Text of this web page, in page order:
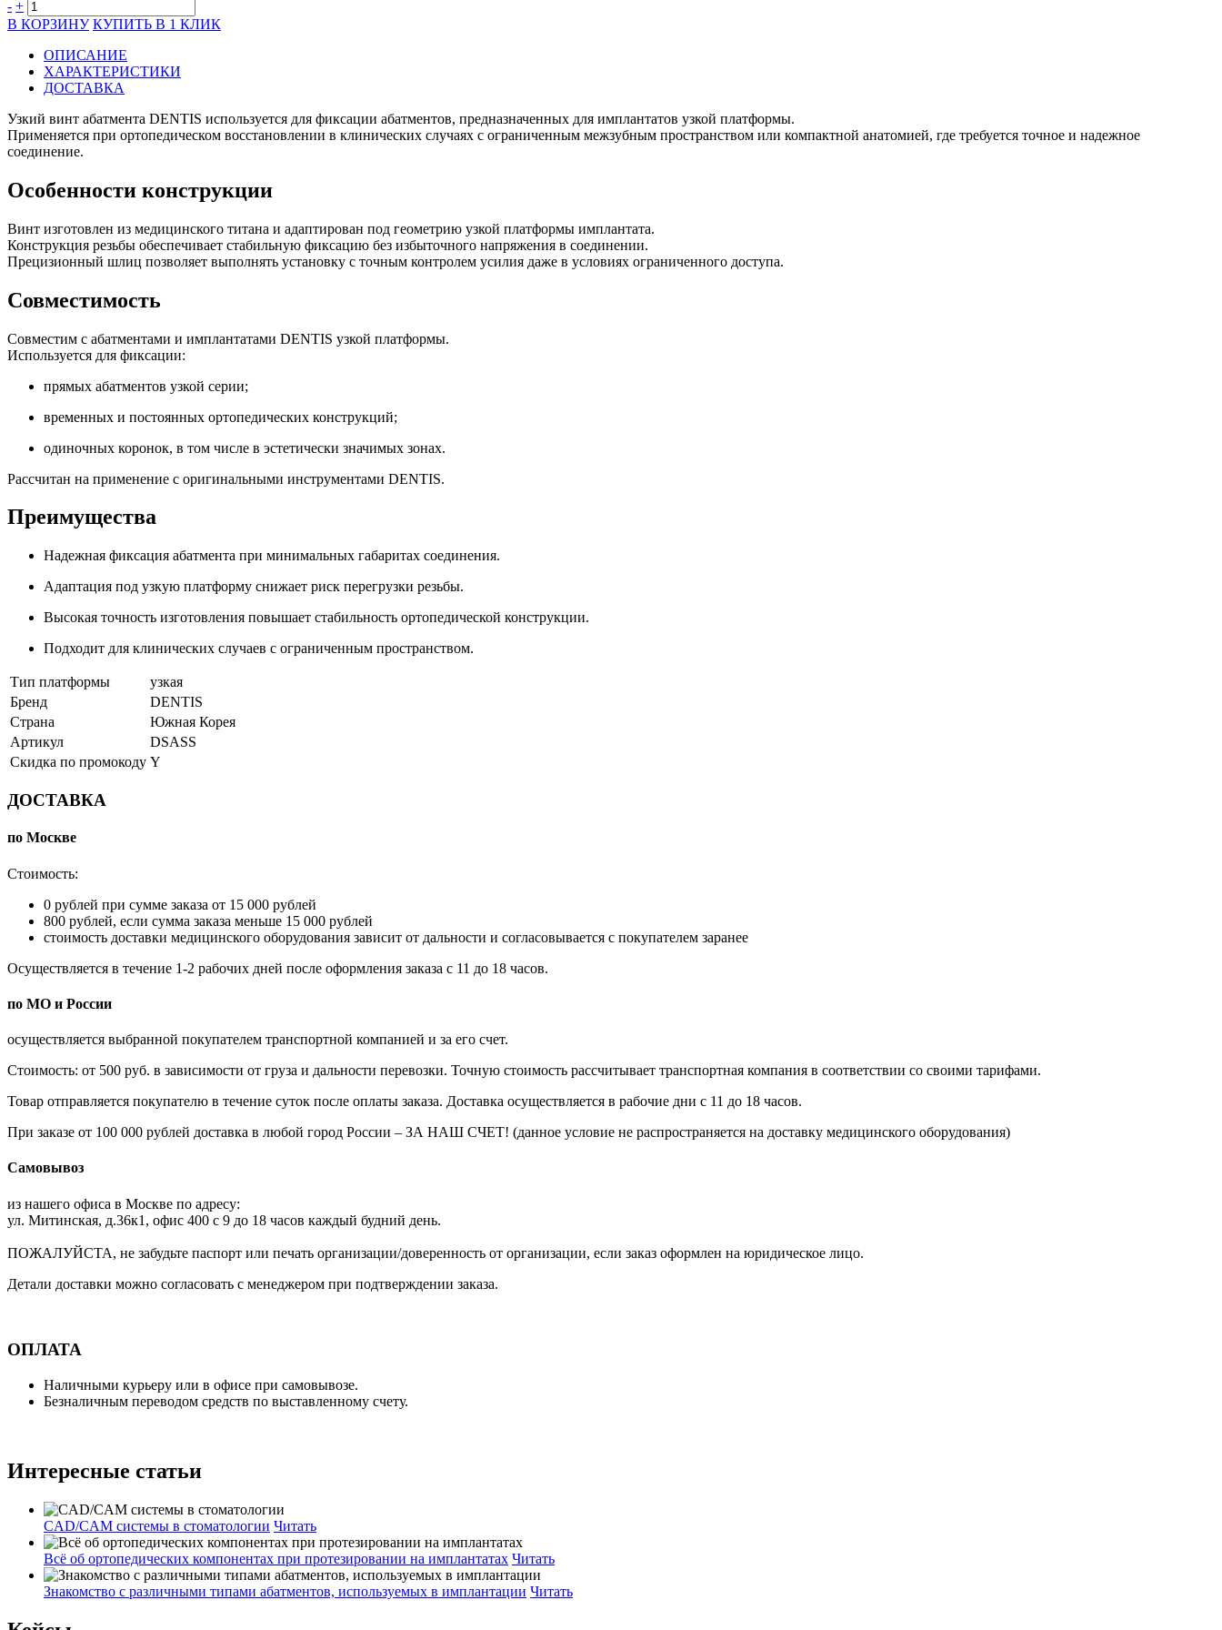
- +
В КОРЗИНУ КУПИТЬ В 1 КЛИК
ОПИСАНИЕ
ХАРАКТЕРИСТИКИ
ДОСТАВКА
Узкий винт абатмента DENTIS используется для фиксации абатментов, предназначенных для имплантатов узкой платформы.
Применяется при ортопедическом восстановлении в клинических случаях с ограниченным межзубным пространством или компактной анатомией, где требуется точное и надежное
соединение.
Особенности конструкции
Винт изготовлен из медицинского титана и адаптирован под геометрию узкой платформы имплантата.
Конструкция резьбы обеспечивает стабильную фиксацию без избыточного напряжения в соединении.
Прецизионный шлиц позволяет выполнять установку с точным контролем усилия даже в условиях ограниченного доступа.
Совместимость
Совместим с абатментами и имплантатами DENTIS узкой платформы.
Используется для фиксации:
прямых абатментов узкой серии;
временных и постоянных ортопедических конструкций;
одиночных коронок, в том числе в эстетически значимых зонах.
Рассчитан на применение с оригинальными инструментами DENTIS.
Преимущества
Надежная фиксация абатмента при минимальных габаритах соединения.
Адаптация под узкую платформу снижает риск перегрузки резьбы.
Высокая точность изготовления повышает стабильность ортопедической конструкции.
Подходит для клинических случаев с ограниченным пространством.
Тип платформы
узкая
Бренд
DENTIS
Страна
Южная Корея
Артикул
DSASS
Скидка по промокоду Y
ДОСТАВКА
по Москве
Стоимость:
0 рублей при сумме заказа от 15 000 рублей
800 рублей, если сумма заказа меньше 15 000 рублей
стоимость доставки медицинского оборудования зависит от дальности и согласовывается с покупателем заранее
Осуществляется в течение 1-2 рабочих дней после оформления заказа с 11 до 18 часов.
по МО и России
осуществляется выбранной покупателем транспортной компанией и за его счет.
Стоимость: от 500 руб. в зависимости от груза и дальности перевозки. Точную стоимость рассчитывает транспортная компания в соответствии со своими тарифами.
Товар отправляется покупателю в течение суток после оплаты заказа. Доставка осуществляется в рабочие дни с 11 до 18 часов.
При заказе от 100 000 рублей доставка в любой город России – ЗА НАШ СЧЕТ! (данное условие не распространяется на доставку медицинского оборудования)
Самовывоз
из нашего офиса в Москве по адресу:
ул. Митинская, д.36к1, офис 400 с 9 до 18 часов каждый будний день.
ПОЖАЛУЙСТА, не забудьте паспорт или печать организации/доверенность от организации, если заказ оформлен на юридическое лицо.
Детали доставки можно согласовать с менеджером при подтверждении заказа.
ОПЛАТА
Наличными курьеру или в офисе при самовывозе.
Безналичным переводом средств по выставленному счету.
Интересные статьи
CAD/CAM системы в стоматологии Читать
Всё об ортопедических компонентах при протезировании на имплантатах Читать
Знакомство с различными типами абатментов, используемых в имплантации Читать